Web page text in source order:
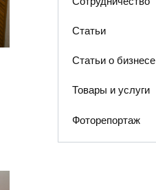
Статьи
Статьи о бизнесе
Товары и услуги
Фоторепортаж